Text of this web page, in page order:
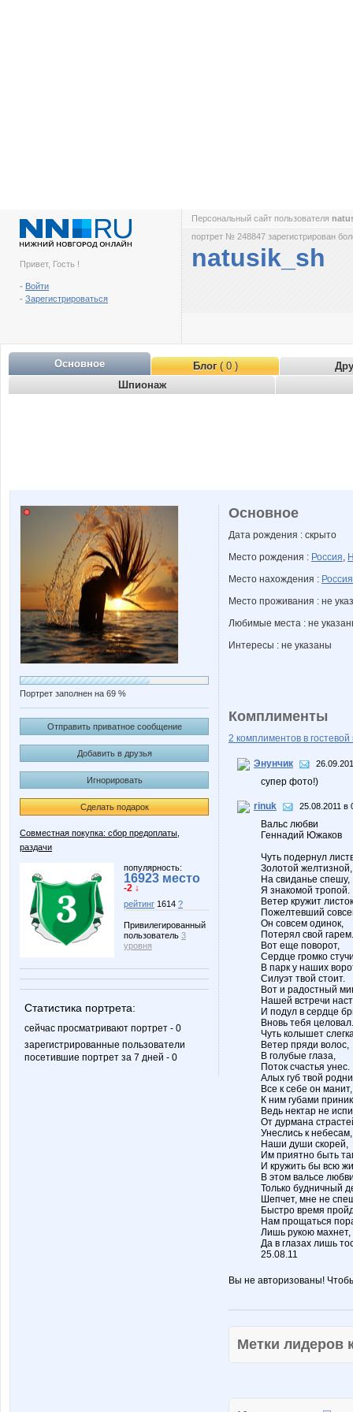
Привет, Гость !
- Войти
- Зарегистрироваться
Персональный сайт пользователя
портрет № 248847 зарегистрирован
natusik_sh
Основное Блог( 0 )
Шпионаж
Портрет заполнен на 69 %
Отправить приватное сообщение
Добавить в друзья
Игнорировать
Сделать подарок
Совместная покупка: сбор предоплаты,
раздачи
популярность:
16923 место
-2 ↓
рейтинг 1614 ?
Привилегированный
пользователь 3
уровня
Статистика портрета:
сейчас просматривают портрет - 0
зарегистрированные пользователи
посетившие портрет за 7 дней - 0
Основное
Дата рождения : скрыто
Место рождения : Россия,
Место нахождения : Россия
Место проживания : не
Любимые места : не
Интересы : не указаны
Комплименты
2 комплиментов в гостевой
Энунчик
супер фото!)
rinuk 25.08.2011 в
Вальс любви
Геннадий Южаков
Чуть подернул
Золотой желтизной,
На свиданье спешу,
Я знакомой тропой.
Ветер кружит
Пожелтевший
Он совсем одинок,
Потерял свой гарем.
Вот еще поворот,
Сердце громко
В парк у наших
Силуэт твой стоит.
Вот и радостный
Нашей встречи
И подул в сердце
Вновь тебя целовал.
Чуть колышет
Ветер пряди волос,
В голубые глаза,
Поток счастья унес.
Алых губ твой
Все к себе он манит,
К ним губами
Ведь нектар не
От дурмана
Унеслись к небесам,
Наши души скорей,
Им приятно быть
И кружить бы всю
В этом вальсе
Только будничный
Шепчет, мне не
Быстро время
Нам прощаться
Лишь рукою махнет,
Да в глазах лишь
25.08.11
Вы не авторизованы!
Метки